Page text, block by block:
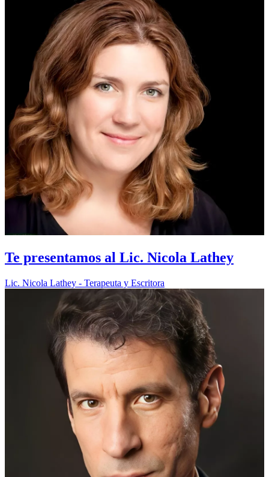
Te presentamos al Lic. Nicola Lathey
Lic. Nicola Lathey - Terapeuta y Escritora